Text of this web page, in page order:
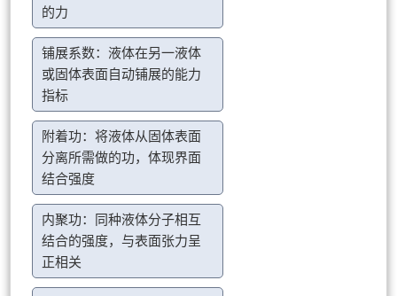
的力
铺展系数：液体在另一液体
或固体表面自动铺展的能力
指标
附着功：将液体从固体表面
分离所需做的功，体现界面
结合强度
内聚功：同种液体分子相互
结合的强度，与表面张力呈
正相关